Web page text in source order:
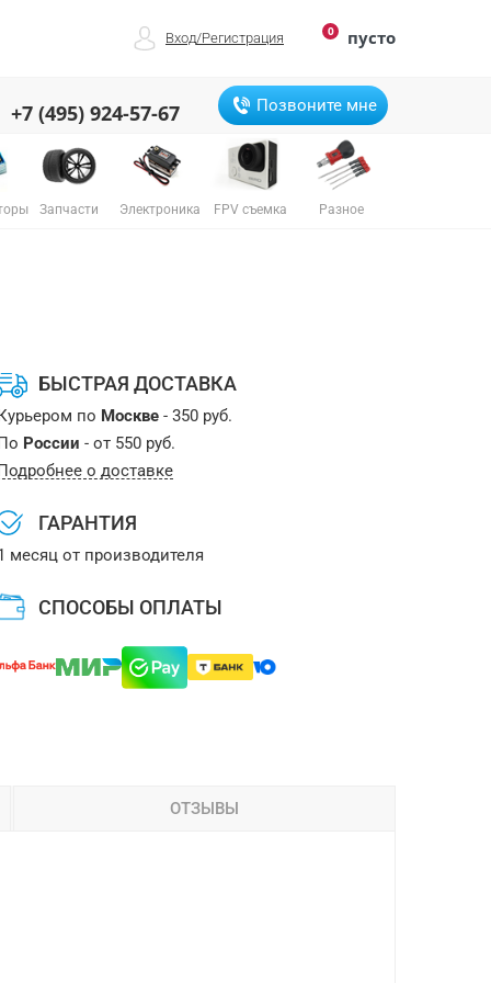
0 пусто
Вход/Регистрация
+7 (495) 924-57-67 Позвоните мне
Запчасти Электроника FPV съемка Разное
БЫСТРАЯ ДОСТАВКА
по Москве - 350 руб.
России - от 550 руб.
о доставке
ГАРАНТИЯ
месяц от производителя
СПОСОБЫ ОПЛАТЫ
ОТЗЫВЫ